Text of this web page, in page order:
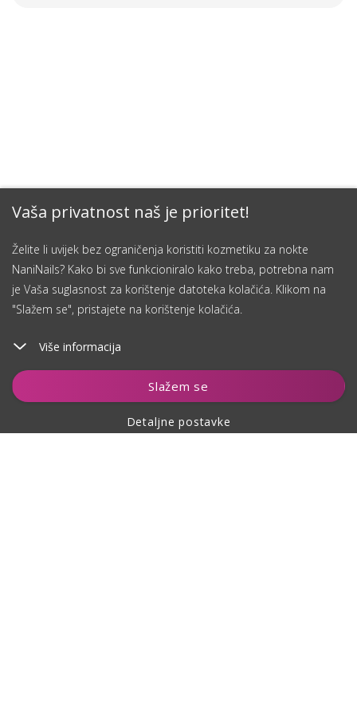
Vaša privatnost naš je prioritet!
Želite li uvijek bez ograničenja koristiti kozmetiku za nokte
NaniNails? Kako bi sve funkcioniralo kako treba, potrebna nam
je Vaša suglasnost za korištenje datoteka kolačića. Klikom na
"Slažem se", pristajete na korištenje kolačića.
Više informacija
Slažem se
Detaljne postavke
Dodaj u košaricu